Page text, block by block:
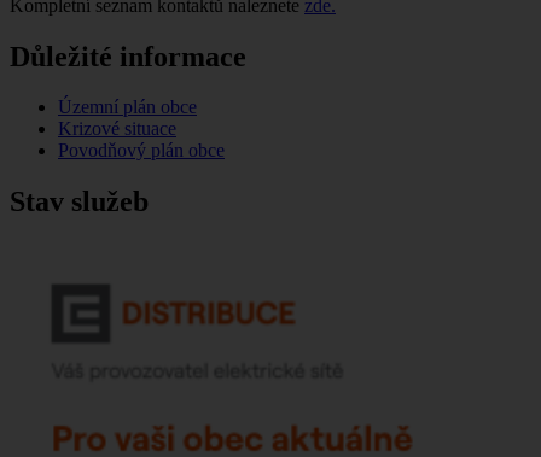
Kompletní seznam kontaktů naleznete zde.
Důležité informace
Územní plán obce
Krizové situace
Povodňový plán obce
Stav služeb